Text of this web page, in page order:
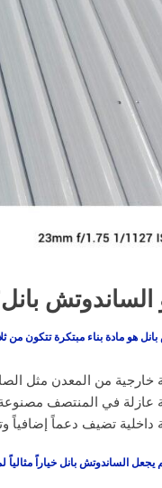
الساندوتش
هو مادة بناء مبتكرة تتكون من
خارجية من المعدن مثل الصاج
عازلة في المنتصف مصنوعة
داخلية تضيف دعماً إضافياً
يجعل الساندوتش بانل خياراً